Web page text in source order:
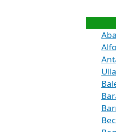
Ulla